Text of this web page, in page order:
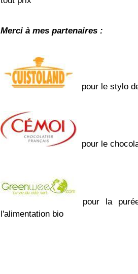
Merci à mes partenaires :
pour le stylo
pour le
pour la
l'alimentation bio